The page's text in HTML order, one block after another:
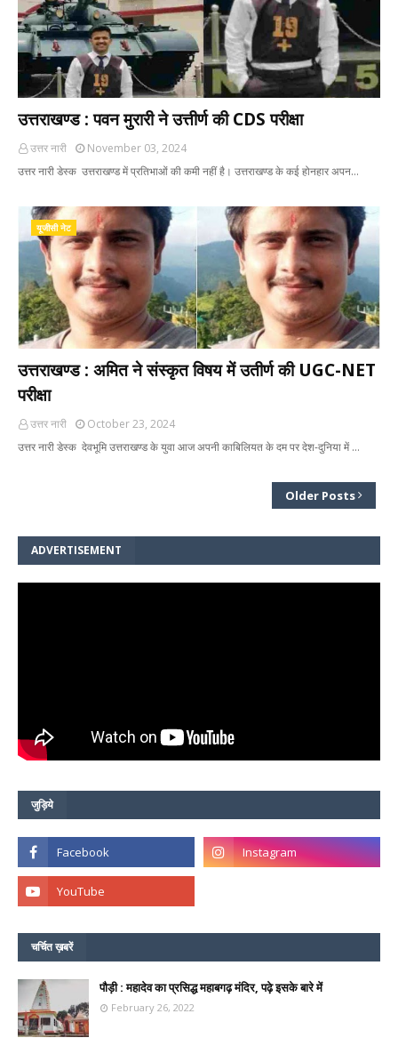
उत्तराखण्ड : पवन मुरारी ने उत्तीर्ण की CDS परीक्षा
उत्तर नारी
November 03, 2024
उत्तर नारी डेस्क उत्तराखण्ड में प्रतिभाओं की कमी नहीं है। उत्तराखण्ड के कई होनहार अपन…
यूजीसी नेट
उत्तराखण्ड : अमित ने संस्कृत विषय में उतीर्ण की UGC-NET
परीक्षा
उत्तर नारी
October 23, 2024
उत्तर नारी डेस्क देवभूमि उत्तराखण्ड के युवा आज अपनी काबिलियत के दम पर देश-दुनिया में …
Older Posts
ADVERTISEMENT
जुड़िये
चर्चित ख़बरें
पौड़ी : महादेव का प्रसिद्ध महाबगढ़ मंदिर, पढ़े इसके बारे में
February 26, 2022